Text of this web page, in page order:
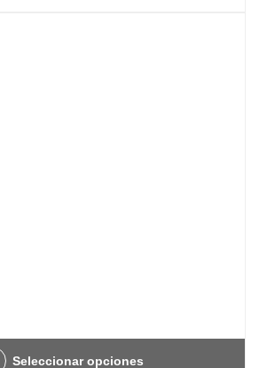
Seleccionar opciones